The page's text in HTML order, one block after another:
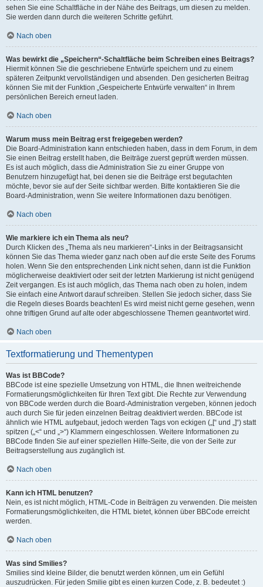
sehen Sie eine Schaltfläche in der Nähe des Beitrags, um diesen zu melden.
Sie werden dann durch die weiteren Schritte geführt.
Nach oben
Was bewirkt die „Speichern“-Schaltfläche beim Schreiben eines Beitrags?
Hiermit können Sie die geschriebene Entwürfe speichern und zu einem
späteren Zeitpunkt vervollständigen und absenden. Den gesicherten Beitrag
können Sie mit der Funktion „Gespeicherte Entwürfe verwalten“ in Ihrem
persönlichen Bereich erneut laden.
Nach oben
Warum muss mein Beitrag erst freigegeben werden?
Die Board-Administration kann entschieden haben, dass in dem Forum, in dem
Sie einen Beitrag erstellt haben, die Beiträge zuerst geprüft werden müssen.
Es ist auch möglich, dass die Administration Sie zu einer Gruppe von
Benutzern hinzugefügt hat, bei denen sie die Beiträge erst begutachten
möchte, bevor sie auf der Seite sichtbar werden. Bitte kontaktieren Sie die
Board-Administration, wenn Sie weitere Informationen dazu benötigen.
Nach oben
Wie markiere ich ein Thema als neu?
Durch Klicken des „Thema als neu markieren“-Links in der Beitragsansicht
können Sie das Thema wieder ganz nach oben auf die erste Seite des Forums
holen. Wenn Sie den entsprechenden Link nicht sehen, dann ist die Funktion
möglicherweise deaktiviert oder seit der letzten Markierung ist nicht genügend
Zeit vergangen. Es ist auch möglich, das Thema nach oben zu holen, indem
Sie einfach eine Antwort darauf schreiben. Stellen Sie jedoch sicher, dass Sie
die Regeln dieses Boards beachten! Es wird meist nicht gerne gesehen, wenn
ohne triftigen Grund auf alte oder abgeschlossene Themen geantwortet wird.
Nach oben
Textformatierung und Thementypen
Was ist BBCode?
BBCode ist eine spezielle Umsetzung von HTML, die Ihnen weitreichende
Formatierungsmöglichkeiten für Ihren Text gibt. Die Rechte zur Verwendung
von BBCode werden durch die Board-Administration vergeben, können jedoch
auch durch Sie für jeden einzelnen Beitrag deaktiviert werden. BBCode ist
ähnlich wie HTML aufgebaut, jedoch werden Tags von eckigen („[“ und „]“) statt
spitzen („<“ und „>“) Klammern eingeschlossen. Weitere Informationen zu
BBCode finden Sie auf einer speziellen Hilfe-Seite, die von der Seite zur
Beitragserstellung aus zugänglich ist.
Nach oben
Kann ich HTML benutzen?
Nein, es ist nicht möglich, HTML-Code in Beiträgen zu verwenden. Die meisten
Formatierungsmöglichkeiten, die HTML bietet, können über BBCode erreicht
werden.
Nach oben
Was sind Smilies?
Smilies sind kleine Bilder, die benutzt werden können, um ein Gefühl
auszudrücken. Für jeden Smilie gibt es einen kurzen Code, z. B. bedeutet :)